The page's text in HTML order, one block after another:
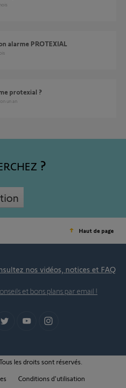
alarme PROTEXIAL
protexial ?
un an
Haut de page
nos vidéos, notices et FAQ
et bons plans par email !
les droits sont réservés.
Conditions d'utilisation